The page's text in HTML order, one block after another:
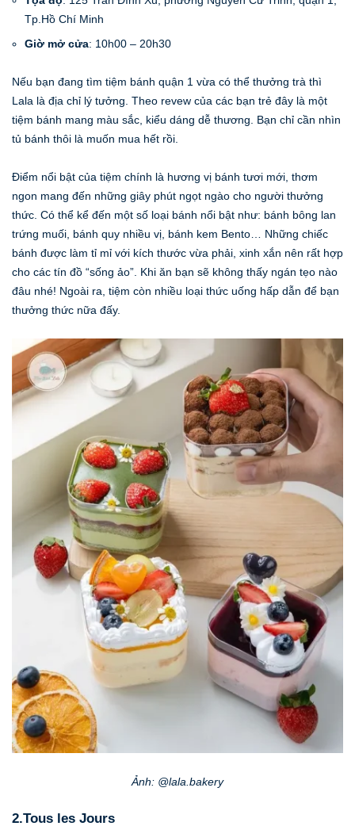
Tp.Hồ Chí Minh
Giờ mở cửa: 10h00 – 20h30
Nếu bạn đang tìm tiệm bánh quận 1 vừa có thể thưởng trà thì
Lala là địa chỉ lý tưởng. Theo revew của các bạn trẻ đây là một
tiệm bánh mang màu sắc, kiểu dáng dễ thương. Bạn chỉ cần nhìn
tủ bánh thôi là muốn mua hết rồi.
Điểm nổi bật của tiệm chính là hương vị bánh tươi mới, thơm
ngon mang đến những giây phút ngọt ngào cho người thưởng
thức. Có thể kể đến một số loại bánh nổi bật như: bánh bông lan
trứng muối, bánh quy nhiều vị, bánh kem Bento… Những chiếc
bánh được làm tỉ mỉ với kích thước vừa phải, xinh xắn nên rất hợp
cho các tín đồ “sống ảo”. Khi ăn bạn sẽ không thấy ngán tẹo nào
đâu nhé! Ngoài ra, tiệm còn nhiều loại thức uống hấp dẫn để bạn
thưởng thức nữa đấy.
Ảnh: @lala.bakery
2.Tous les Jours